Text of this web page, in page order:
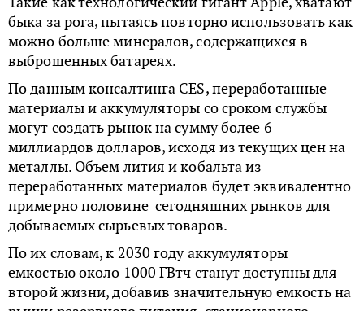
быка за рога, пытаясь повторно использовать как
можно больше минералов, содержащихся в
выброшенных батареях.
По данным консалтинга CES, переработанные
материалы и аккумуляторы со сроком службы
могут создать рынок на сумму более 6
миллиардов долларов, исходя из текущих цен на
металлы. Объем лития и кобальта из
переработанных материалов будет эквивалентно
примерно половине сегодняшних рынков для
добываемых сырьевых товаров.
По их словам, к 2030 году аккумуляторы
емкостью около 1000 ГВтч станут доступны для
второй жизни, добавив значительную емкость на